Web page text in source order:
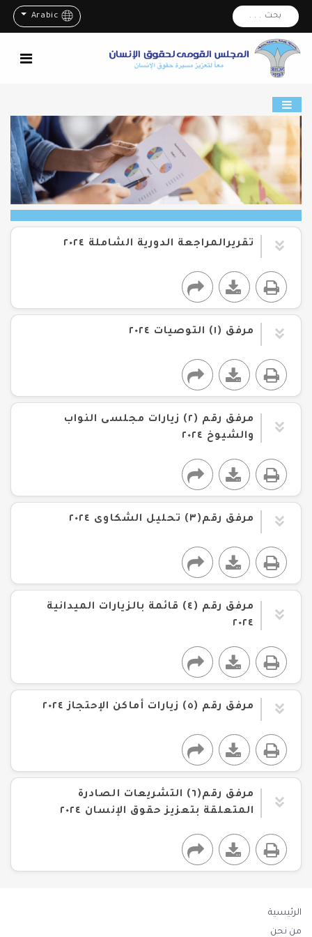
بحث . . . Arabic
تقريرالمراجعة الدورية الشاملة ٢٠٢٤
مرفق (١) التوصيات ٢٠٢٤
مرفق رقم (٢) زيارات مجلسى النواب
والشيوخ ٢٠٢٤
مرفق رقم(٣) تحليل الشكاوى ٢٠٢٤
مرفق رقم (٤) قائمة بالزيارات الميدانية
٢٠٢٤
مرفق رقم (٥) زيارات أماكن الإحتجاز ٢٠٢٤
مرفق رقم(٦) التشريعات الصادرة
المتعلقة بتعزيز حقوق الإنسان ٢٠٢٤
الرئيسية
من نحن